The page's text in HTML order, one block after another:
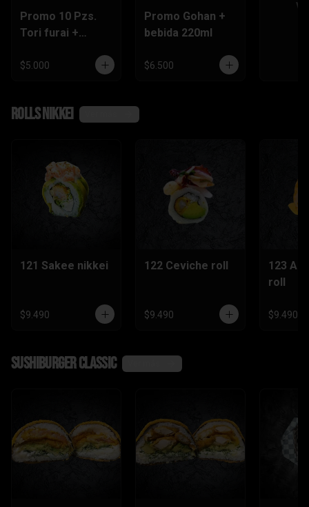
Promo 10 Pzs.
Tori furai +
$5.000
Promo Gohan +
bebida 220ml
$6.500
Rolls nikkei
121 Sakee nikkei
$9.490
122 Ceviche roll
$9.490
123
roll
$9.490
SushiBurger Classic